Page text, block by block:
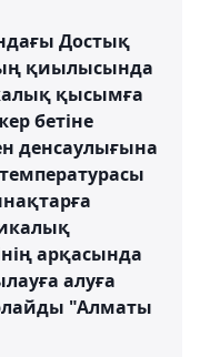
Достық
қиылысында
қысымға
бетіне
денсаулығына
арқасында
алуға
"Алматы